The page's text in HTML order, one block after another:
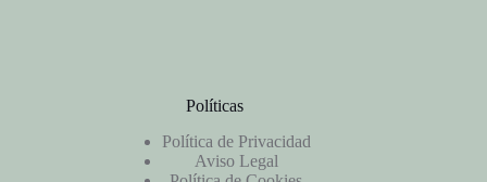
Políticas
Política de Privacidad
Aviso Legal